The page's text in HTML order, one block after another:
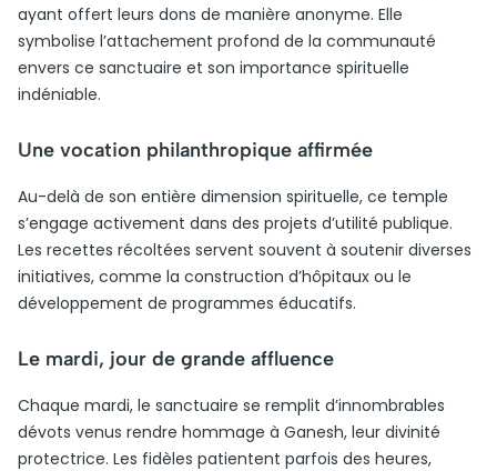
ayant offert leurs dons de manière anonyme. Elle
symbolise l’attachement profond de la communauté
envers ce sanctuaire et son importance spirituelle
indéniable.
Une vocation philanthropique affirmée
Au-delà de son entière dimension spirituelle, ce temple
s’engage activement dans des projets d’utilité publique.
Les recettes récoltées servent souvent à soutenir diverses
initiatives, comme la construction d’hôpitaux ou le
développement de programmes éducatifs.
Le mardi, jour de grande affluence
Chaque mardi, le sanctuaire se remplit d’innombrables
dévots venus rendre hommage à Ganesh, leur divinité
protectrice. Les fidèles patientent parfois des heures,